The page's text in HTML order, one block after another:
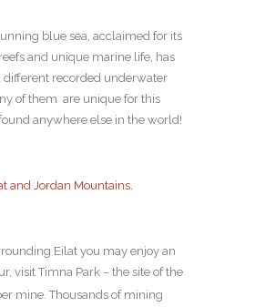
blue sea, acclaimed for its
and unique marine life, has
different recorded underwater
of them are unique for this
anywhere else in the world!
Eilat you may enjoy an
visit Timna Park – the site of the
mine. Thousands of mining